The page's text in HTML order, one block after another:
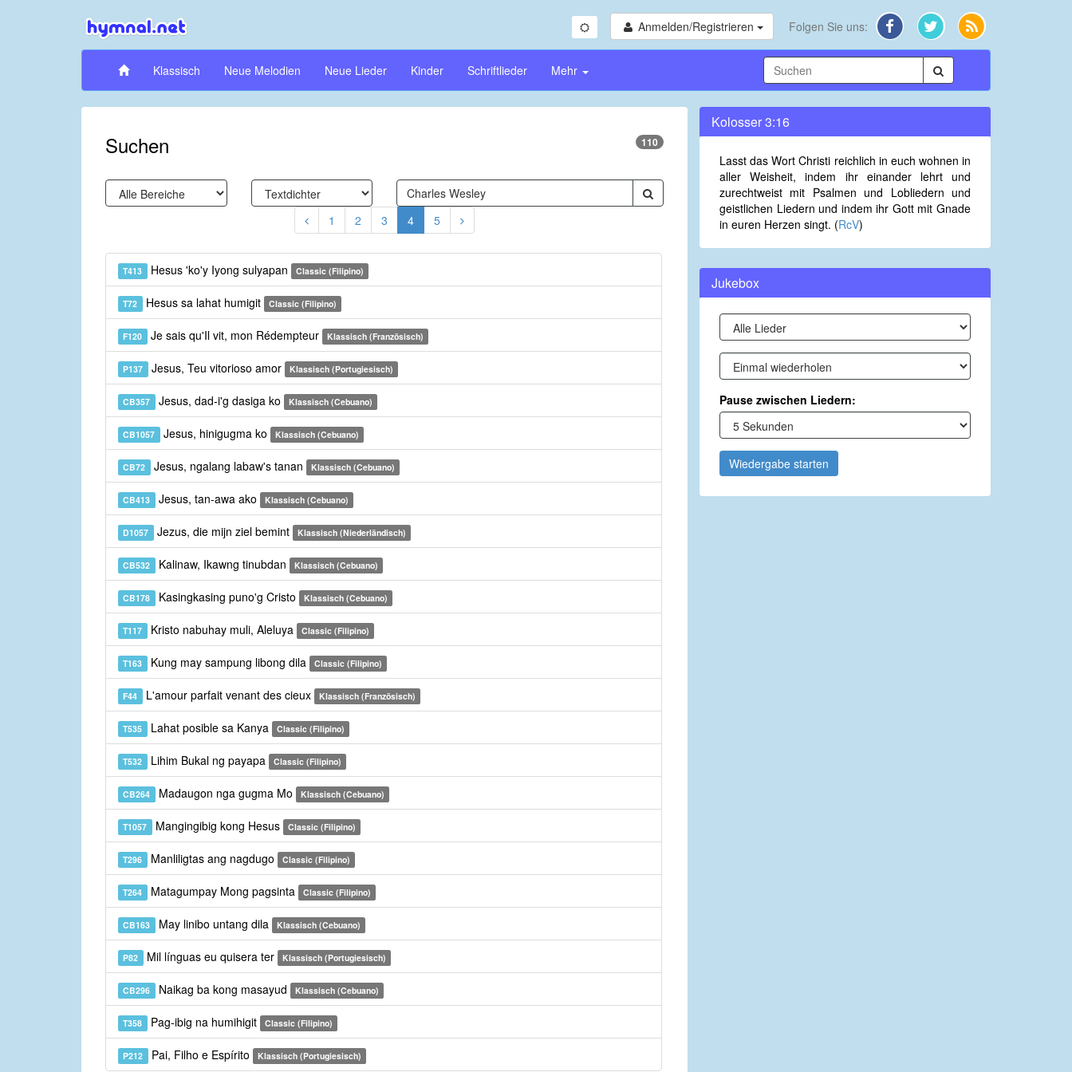
Anmelden/Registrieren Folgen Sie uns:
Klassisch Neue Melodien Neue Lieder Kinder Schriftlieder Mehr
Suchen 110
1 2 3 4 5
T413 Hesus 'ko'y Iyong sulyapan Classic (Filipino)
T72 Hesus sa lahat humigit Classic (Filipino)
F120 Je sais qu'Il vit, mon Rédempteur Klassisch (Französisch)
P137 Jesus, Teu vitorioso amor Klassisch (Portugiesisch)
CB357 Jesus, dad-i'g dasiga ko Klassisch (Cebuano)
CB1057 Jesus, hinigugma ko Klassisch (Cebuano)
CB72 Jesus, ngalang labaw's tanan Klassisch (Cebuano)
CB413 Jesus, tan-awa ako Klassisch (Cebuano)
D1057 Jezus, die mijn ziel bemint Klassisch (Niederländisch)
CB532 Kalinaw, Ikawng tinubdan Klassisch (Cebuano)
CB178 Kasingkasing puno'g Cristo Klassisch (Cebuano)
T117 Kristo nabuhay muli, Aleluya Classic (Filipino)
T163 Kung may sampung libong dila Classic (Filipino)
F44 L'amour parfait venant des cieux Klassisch (Französisch)
T535 Lahat posible sa Kanya Classic (Filipino)
T532 Lihim Bukal ng payapa Classic (Filipino)
CB264 Madaugon nga gugma Mo Klassisch (Cebuano)
T1057 Mangingibig kong Hesus Classic (Filipino)
T296 Manliligtas ang nagdugo Classic (Filipino)
T264 Matagumpay Mong pagsinta Classic (Filipino)
CB163 May linibo untang dila Klassisch (Cebuano)
P82 Mil línguas eu quisera ter Klassisch (Portugiesisch)
CB296 Naikag ba kong masayud Klassisch (Cebuano)
T358 Pag-ibig na humihigit Classic (Filipino)
P212 Pai, Filho e Espírito Klassisch (Portugiesisch)
Kolosser 3:16
Lasst das Wort Christi reichlich in euch wohnen in
aller Weisheit, indem ihr einander lehrt und
zurechtweist mit Psalmen und Lobliedern und
geistlichen Liedern und indem ihr Gott mit Gnade
in euren Herzen singt. (RcV)
Jukebox
Pause zwischen Liedern:
Wiedergabe starten